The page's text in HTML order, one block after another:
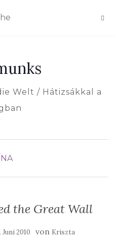
Welt / Hátizsákkal a
the Great Wall
Juni 2010 von Kriszta